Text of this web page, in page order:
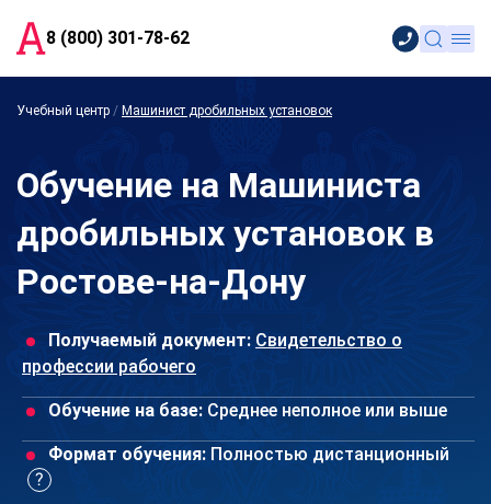
8 (800) 301-78-62
Учебный центр / Машинист дробильных установок
Обучение на Машиниста
дробильных установок в
Ростове-на-Дону
Получаемый документ: Свидетельство о
профессии рабочего
Обучение на базе: Среднее неполное или выше
Формат обучения: Полностью дистанционный